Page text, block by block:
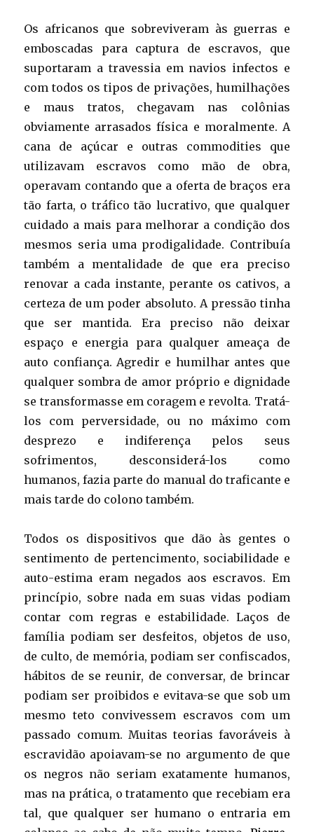
Os africanos que sobreviveram às guerras e
emboscadas para captura de escravos, que
suportaram a travessia em navios infectos e
com todos os tipos de privações, humilhações
e maus tratos, chegavam nas colônias
obviamente arrasados física e moralmente. A
cana de açúcar e outras commodities que
utilizavam escravos como mão de obra,
operavam contando que a oferta de braços era
tão farta, o tráfico tão lucrativo, que qualquer
cuidado a mais para melhorar a condição dos
mesmos seria uma prodigalidade. Contribuía
também a mentalidade de que era preciso
renovar a cada instante, perante os cativos, a
certeza de um poder absoluto. A pressão tinha
que ser mantida. Era preciso não deixar
espaço e energia para qualquer ameaça de
auto confiança. Agredir e humilhar antes que
qualquer sombra de amor próprio e dignidade
se transformasse em coragem e revolta. Tratá-
los com perversidade, ou no máximo com
desprezo e indiferença pelos seus
sofrimentos, desconsiderá-los como
humanos, fazia parte do manual do traficante e
mais tarde do colono também.
Todos os dispositivos que dão às gentes o
sentimento de pertencimento, sociabilidade e
auto-estima eram negados aos escravos. Em
princípio, sobre nada em suas vidas podiam
contar com regras e estabilidade. Laços de
família podiam ser desfeitos, objetos de uso,
de culto, de memória, podiam ser confiscados,
hábitos de se reunir, de conversar, de brincar
podiam ser proibidos e evitava-se que sob um
mesmo teto convivessem escravos com um
passado comum. Muitas teorias favoráveis à
escravidão apoiavam-se no argumento de que
os negros não seriam exatamente humanos,
mas na prática, o tratamento que recebiam era
tal, que qualquer ser humano o entraria em